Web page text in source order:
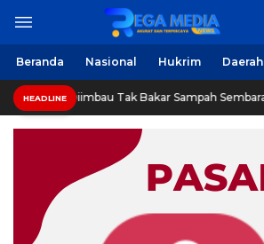
Beranda Nasional Hukrim Daerah
HEADLINE
Tak Bakar Sampah Sembarangan